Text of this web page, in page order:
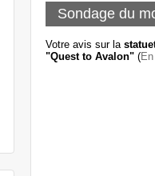
Sondage du
Votre avis sur la
"Quest to Avalon" (